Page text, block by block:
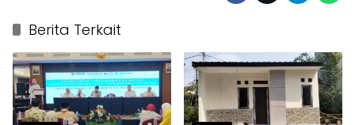
Berita Terkait